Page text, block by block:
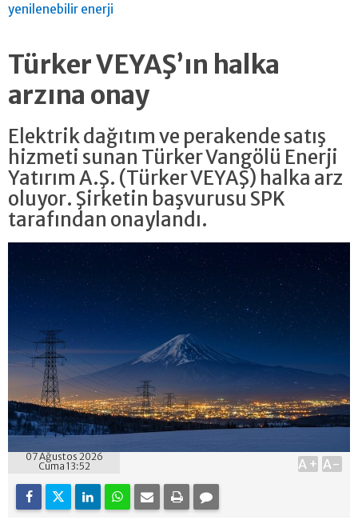
yenilenebilir enerji
Türker VEYAŞ’ın halka
arzına onay
Elektrik dağıtım ve perakende satış
hizmeti sunan Türker Vangölü Enerji
Yatırım A.Ş. (Türker VEYAŞ) halka arz
oluyor. Şirketin başvurusu SPK
tarafından onaylandı.
07 Ağustos 2026
Cuma 13:52
A+ A-